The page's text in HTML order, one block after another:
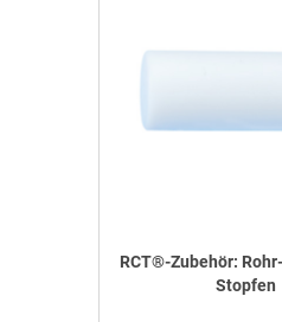
RCT®-Zubehör:
Stopfen